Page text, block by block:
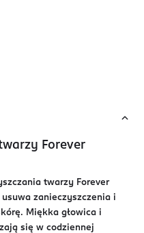
Forever
twarzy Forever
zanieczyszczenia i
Miękka głowica i
się w codziennej